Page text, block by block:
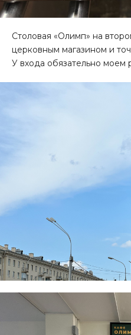
Столовая «Олимп» на
церковным магазином и
У входа обязательно моем